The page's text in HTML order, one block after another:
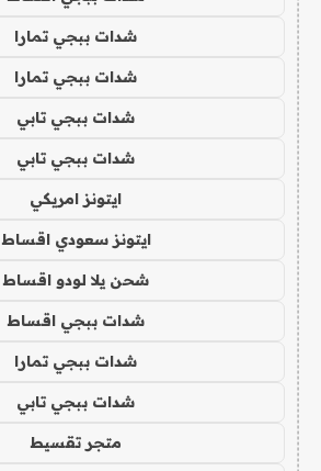
شدات ببجي تمارا
شدات ببجي تمارا
شدات ببجي تابي
شدات ببجي تابي
ايتونز امريكي
ايتونز سعودي اقساط
شحن يلا لودو اقساط
شدات ببجي اقساط
شدات ببجي تمارا
شدات ببجي تابي
متجر تقسيط